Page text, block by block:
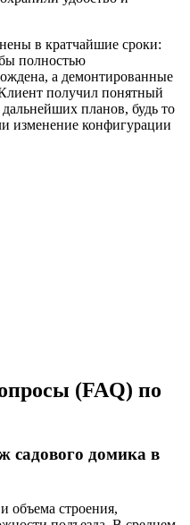
в кратчайшие сроки:
полностью
а демонтированные
получил понятный
планов, будь то
изменение конфигурации
(FAQ) по
садового домика в
объема строения,